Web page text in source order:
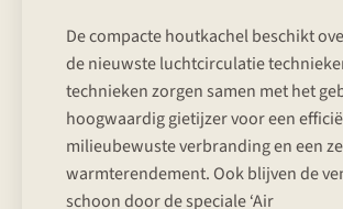
De compacte houtkachel beschikt
de nieuwste luchtcirculatie
technieken zorgen samen met het
hoogwaardig gietijzer voor een
milieubewuste verbranding en een
warmterendement. Ook blijven de
schoon door de speciale ‘Air